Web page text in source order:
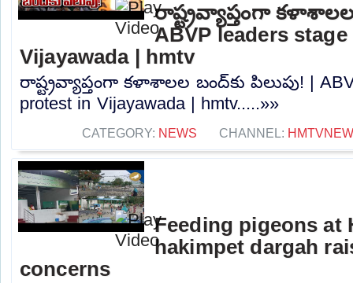
రాష్ట్రవ్యాప్తంగా కళాశాలల
ABVP leaders
Vijayawada | hmtv
రాష్ట్రవ్యాప్తంగా కళాశాలల బంద్‌కు పిలుపు! |
protest in Vijayawada | hmtv.....»»
CATEGORY: NEWS CHANNEL:
Feeding pigeons at
hakimpet dargah
concerns